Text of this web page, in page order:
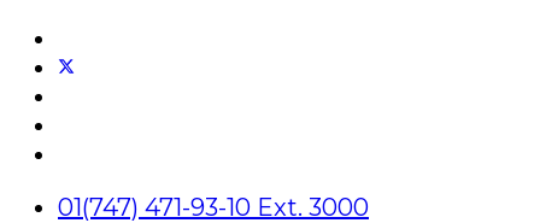
01(747) 471-93-10 Ext. 3000